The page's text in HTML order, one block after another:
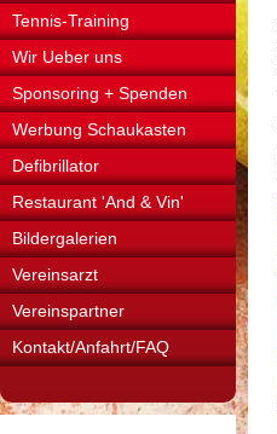
Tennis-Training
Wir Ueber uns
Sponsoring + Spenden
Werbung Schaukasten
Defibrillator
Restaurant 'And & Vin'
Bildergalerien
Vereinsarzt
Vereinspartner
Kontakt/Anfahrt/FAQ